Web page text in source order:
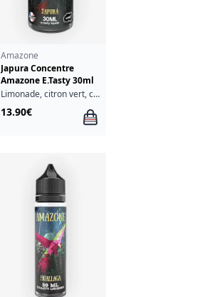
Amazone
Japura Concentre
Amazone E.Tasty 30ml
Limonade, citron vert, cassis, fruits rouges, fraîcheur
13.90€